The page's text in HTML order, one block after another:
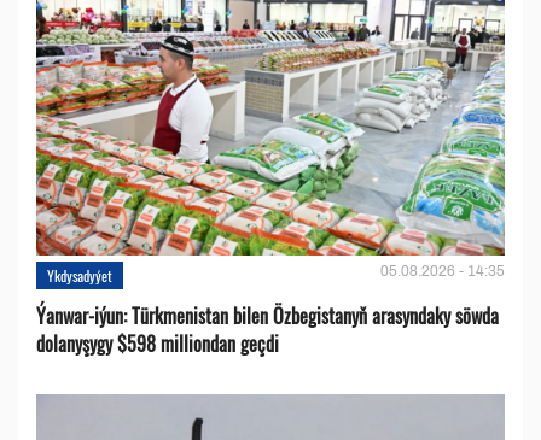
Ykdysadyýet 05.08.2026 - 14:35
Ýanwar-iýun: Türkmenistan bilen Özbegistanyň arasyndaky söwda
dolanyşygy $598 milliondan geçdi